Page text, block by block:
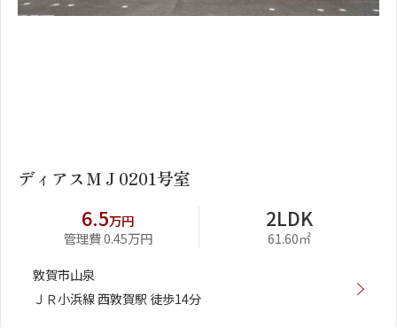
ディアスＭＪ0201号室
6.5万円
管理費 0.45万円
2LDK
61.60㎡
敦賀市山泉
ＪＲ小浜線 西敦賀駅 徒歩14分